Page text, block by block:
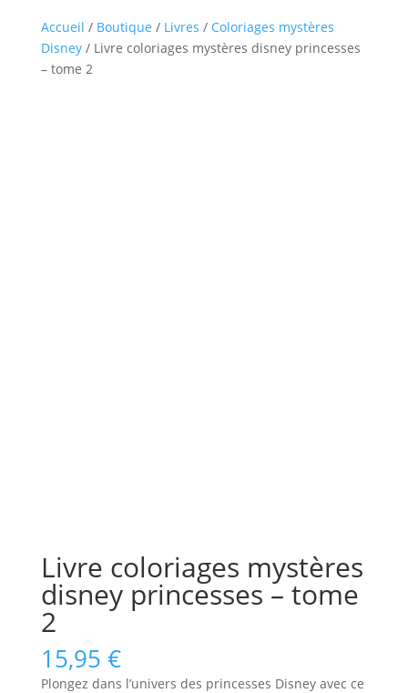
Accueil / Boutique / Livres / Coloriages mystères
Disney/ Livre coloriages mystères disney princesses
– tome 2
Livre coloriages mystères
disney princesses – tome
2
15,95 €
Plongez dans l’univers des princesses Disney avec ce